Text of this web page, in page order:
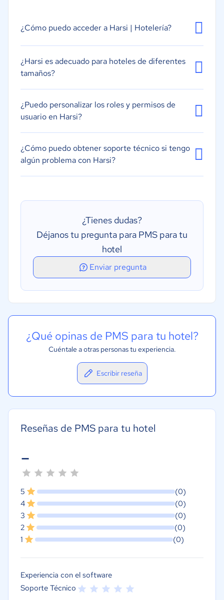
¿Cómo puedo acceder a Harsi | Hotelería?
¿Harsi es adecuado para hoteles de diferentes
tamaños?
¿Puedo personalizar los roles y permisos de
usuario en Harsi?
¿Cómo puedo obtener soporte técnico si tengo
algún problema con Harsi?
¿Tienes dudas?
Déjanos tu pregunta para PMS para tu
hotel
Enviar pregunta
¿Qué opinas de PMS para tu hotel?
Cuéntale a otras personas tu experiencia.
Escribir reseña
Reseñas de PMS para tu hotel
-
5
(0)
4
(0)
3
(0)
2
(0)
1
(0)
Experiencia con el software
Soporte Técnico